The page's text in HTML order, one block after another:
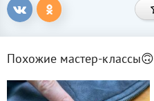
Похожие мастер-классы🙃